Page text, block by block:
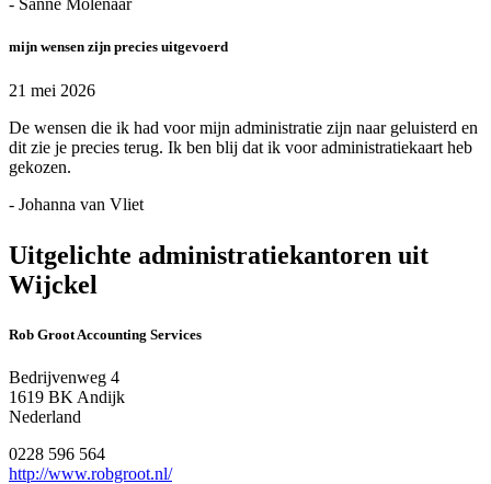
- Sanne Molenaar
mijn wensen zijn precies uitgevoerd
21 mei 2026
De wensen die ik had voor mijn administratie zijn naar geluisterd en
dit zie je precies terug. Ik ben blij dat ik voor administratiekaart heb
gekozen.
- Johanna van Vliet
Uitgelichte administratiekantoren uit
Wijckel
Rob Groot Accounting Services
Bedrijvenweg 4
1619 BK Andijk
Nederland
0228 596 564
http://www.robgroot.nl/